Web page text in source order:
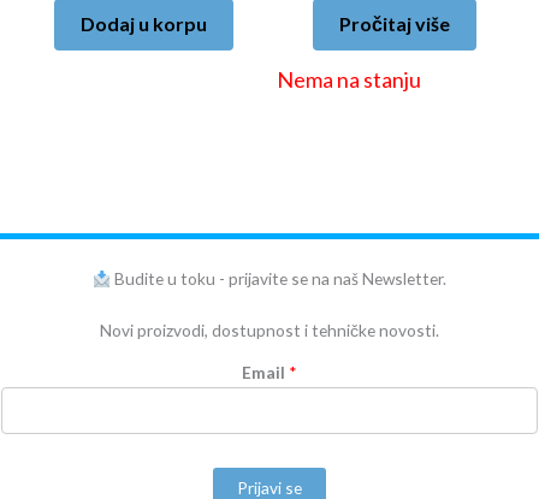
Dodaj u korpu Pročitaj više
Nema na stanju
Budite u toku - prijavite se na naš Newsletter.
Novi proizvodi, dostupnost i tehničke novosti.
Email *
Prijavi se